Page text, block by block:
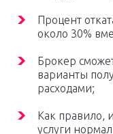
Процент
около 30%
Брокер
варианты
расходами;
Как правило,
услуги